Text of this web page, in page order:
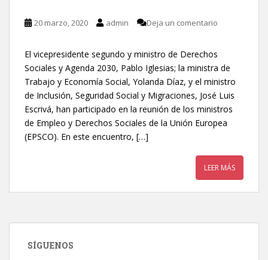
20 marzo, 2020 admin Deja un comentario
El vicepresidente segundo y ministro de Derechos
Sociales y Agenda 2030, Pablo Iglesias; la ministra de
Trabajo y Economía Social, Yolanda Díaz, y el ministro
de Inclusión, Seguridad Social y Migraciones, José Luis
Escrivá, han participado en la reunión de los ministros
de Empleo y Derechos Sociales de la Unión Europea
(EPSCO). En este encuentro, […]
LEER MÁS
SÍGUENOS